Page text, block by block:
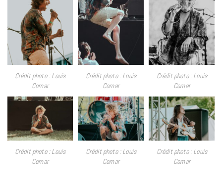
Crédit photo : Louis
Comar
Crédit photo : Louis
Comar
Crédit photo : Louis
Comar
Crédit photo : Louis
Comar
Crédit photo : Louis
Comar
Crédit photo : Louis
Comar